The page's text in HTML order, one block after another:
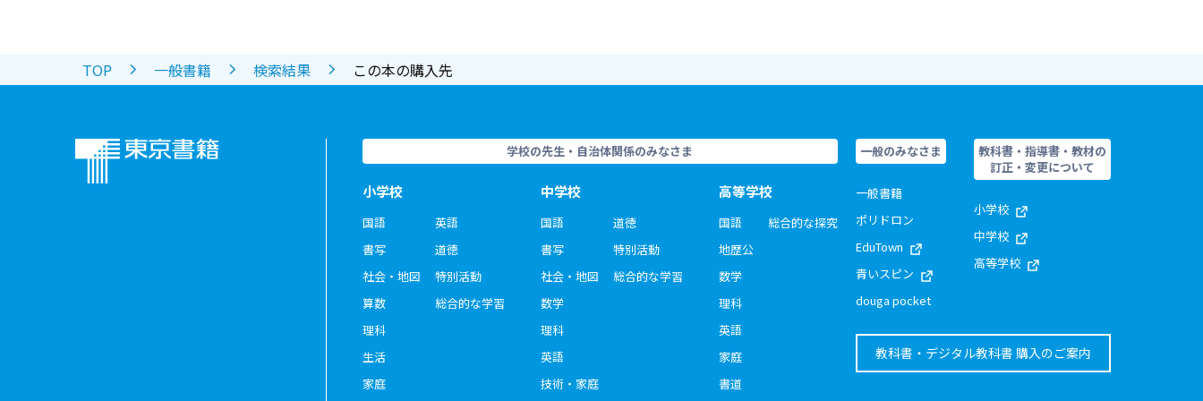
TOP 一般書籍 検索結果 この本の購入先
学校の先生・自治体関係のみなさま
小学校
国語
書写
社会・地図
算数
理科
生活
家庭
英語
道徳
特別活動
総合的な学習
中学校
国語
書写
社会・地図
数学
理科
英語
技術・家庭
道徳
特別活動
総合的な学習
高等学校
国語
地歴公
数学
理科
英語
家庭
書道
総合的な探究
一般のみなさま
一般書籍
ポリドロン
EduTown
青いスピン
douga pocket
教科書・指導書・教材の
訂正・変更について
小学校
中学校
高等学校
教科書・デジタル教科書 購入のご案内